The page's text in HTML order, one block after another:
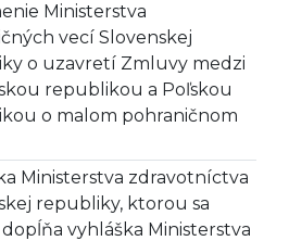
Ministerstva
vecí Slovenskej
o uzavretí Zmluvy medzi
republikou a Poľskou
o malom pohraničnom
Ministerstva zdravotníctva
republiky, ktorou sa
vyhláška Ministerstva